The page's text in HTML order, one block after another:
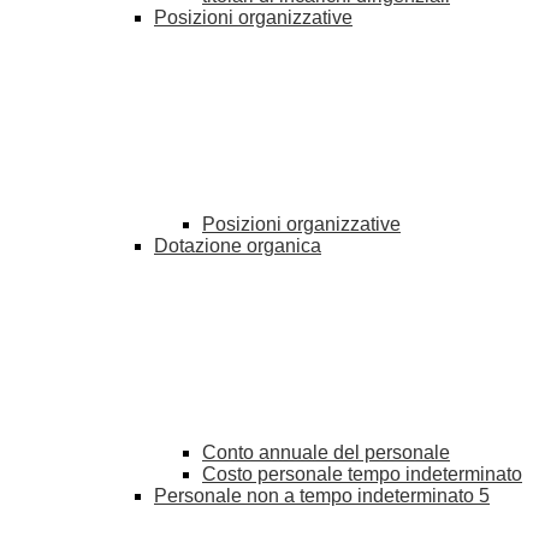
Posizioni organizzative
Posizioni organizzative
Dotazione organica
Conto annuale del personale
Costo personale tempo indeterminato
Personale non a tempo indeterminato 5